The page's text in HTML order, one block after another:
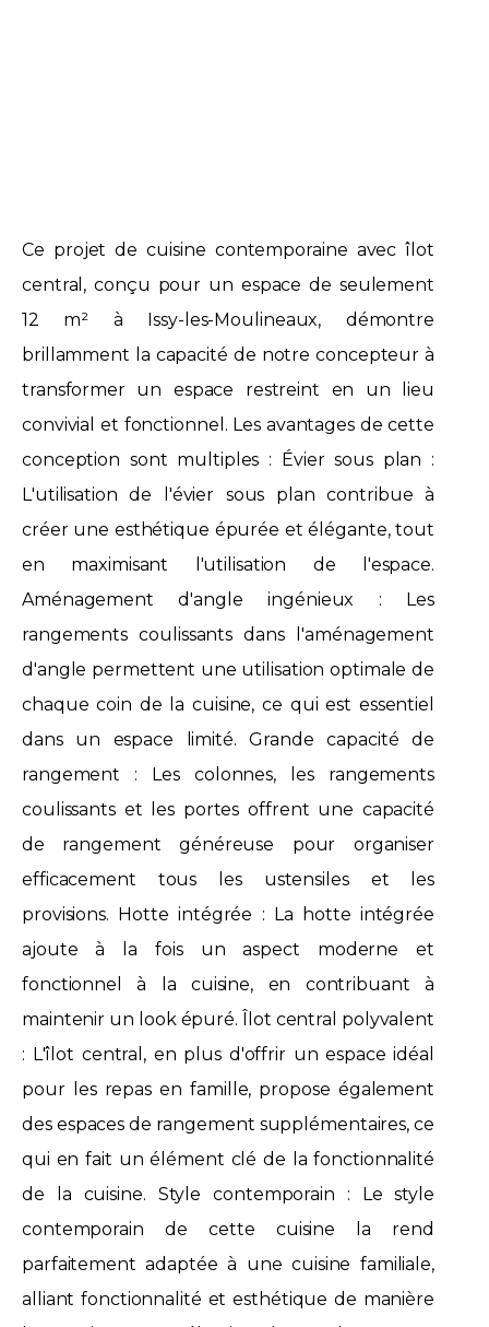
Ce projet de cuisine contemporaine avec îlot
central, conçu pour un espace de seulement
12 m² à Issy-les-Moulineaux, démontre
brillamment la capacité de notre concepteur à
transformer un espace restreint en un lieu
convivial et fonctionnel. Les avantages de cette
conception sont multiples : Évier sous plan :
L'utilisation de l'évier sous plan contribue à
créer une esthétique épurée et élégante, tout
en maximisant l'utilisation de l'espace.
Aménagement d'angle ingénieux : Les
rangements coulissants dans l'aménagement
d'angle permettent une utilisation optimale de
chaque coin de la cuisine, ce qui est essentiel
dans un espace limité. Grande capacité de
rangement : Les colonnes, les rangements
coulissants et les portes offrent une capacité
de rangement généreuse pour organiser
efficacement tous les ustensiles et les
provisions. Hotte intégrée : La hotte intégrée
ajoute à la fois un aspect moderne et
fonctionnel à la cuisine, en contribuant à
maintenir un look épuré. Îlot central polyvalent
: L'îlot central, en plus d'offrir un espace idéal
pour les repas en famille, propose également
des espaces de rangement supplémentaires, ce
qui en fait un élément clé de la fonctionnalité
de la cuisine. Style contemporain : Le style
contemporain de cette cuisine la rend
parfaitement adaptée à une cuisine familiale,
alliant fonctionnalité et esthétique de manière